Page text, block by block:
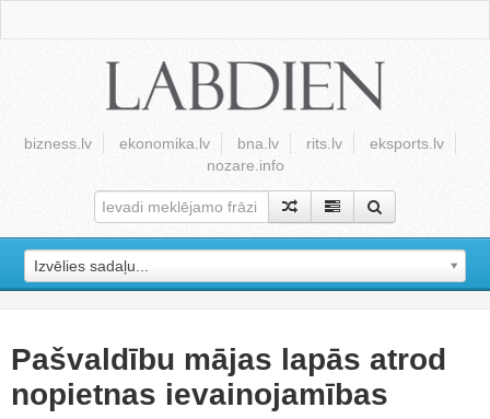
bizness.lv ekonomika.lv bna.lv rits.lv
eksports.lv
nozare.info
Izvēlies sadaļu...
Pašvaldību mājas lapās atrod
nopietnas ievainojamības